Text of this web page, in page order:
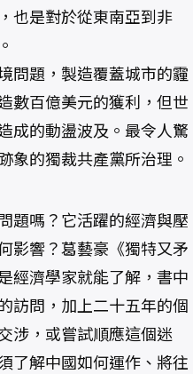
也是對於從東南亞到非
問題，製造覆蓋城市的霾
數百億美元的獲利，但世
成的動盪波及。最令人驚
象的獨裁共產黨所治理。
題嗎？它活躍的經濟與壓
影響？葛藝豪《獨特又矛
經濟學家就能了解，書中
訪問，加上二十五年的個
涉，或嘗試順應這個迷
了解中國如何運作、將往